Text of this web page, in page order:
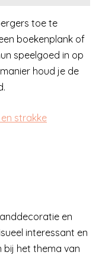
toe te
boekenplank of
speelgoed in op
houd je de
strakke
en
interessant en
bij het thema van